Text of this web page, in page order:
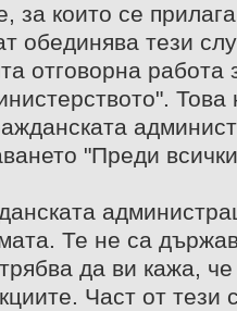
за които се
обединява тези
отговорна работа
Това
"Преди
Те не са
да ви кажа,
Част от тези